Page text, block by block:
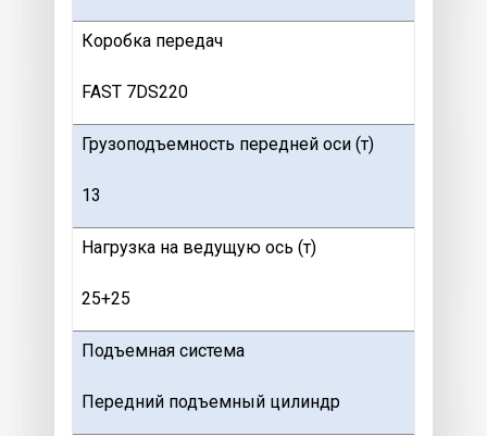
Коробка передач
FAST 7DS220
Грузоподъемность передней оси (т)
13
Нагрузка на ведущую ось (т)
25+25
Подъемная система
Передний подъемный цилиндр